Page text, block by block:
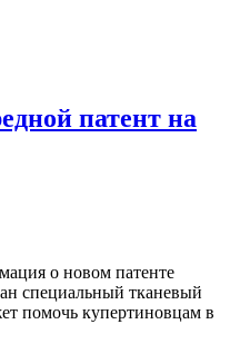
патент на
о новом патенте
специальный тканевый
помочь купертиновцам в